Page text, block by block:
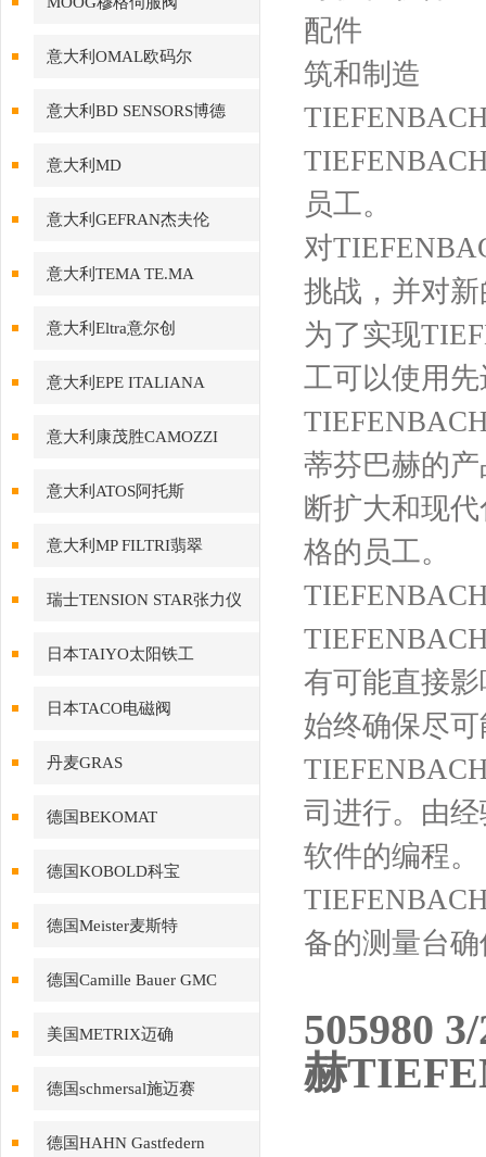
意大利OMAL欧码尔
意大利BD SENSORS博德
意大利MD
意大利GEFRAN杰夫伦
意大利TEMA TE.MA
意大利Eltra意尔创
意大利EPE ITALIANA
意大利康茂胜CAMOZZI
意大利ATOS阿托斯
意大利MP FILTRI翡翠
瑞士TENSION STAR张力仪
日本TAIYO太阳铁工
日本TACO电磁阀
丹麦GRAS
德国BEKOMAT
德国KOBOLD科宝
德国Meister麦斯特
德国Camille Bauer GMC
美国METRIX迈确
德国schmersal施迈赛
德国HAHN Gastfedern
配件
筑和制造
员工。
对
挑战，并对
为了实现
工可以使用
蒂芬巴赫的
断扩大和现
格的员工。
有可能直接
始终确保尽
司进行。由
软件的编程。
备的测量台
505980
赫